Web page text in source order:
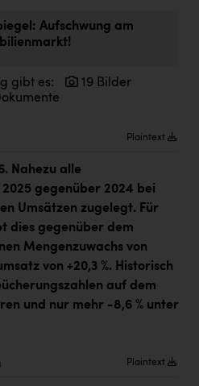
Aufschwung am
gibt es:
19 Bilder
Plaintext
Nahezu alle
gegenüber 2024 bei
Umsätzen zugelegt. Für
dies gegenüber dem
Mengenzuwachs von
von +20,3 %. Historisch
auf dem
und nur mehr -8,6 % unter
Plaintext